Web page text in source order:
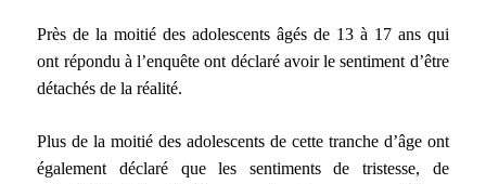
Près de la moitié des adolescents âgés de 13 à 17 ans qui
ont répondu à l’enquête ont déclaré avoir le sentiment d’être
détachés de la réalité.
Plus de la moitié des adolescents de cette tranche d’âge ont
également déclaré que les sentiments de tristesse, de